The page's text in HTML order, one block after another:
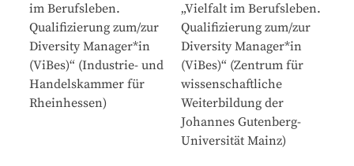
im Berufsleben.
Qualifizierung zum/zur
Diversity Manager*in
(ViBes)“ (Industrie- und
Handelskammer für
Rheinhessen)
„Vielfalt im Berufsleben.
Qualifizierung zum/zur
Diversity Manager*in
(ViBes)“ (Zentrum für
wissenschaftliche
Weiterbildung der
Johannes Gutenberg-
Universität Mainz)